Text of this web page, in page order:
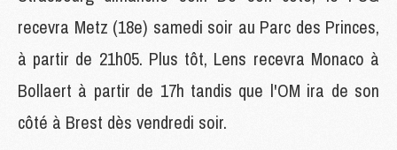
recevra Metz (18e) samedi soir au Parc des Princes,
à partir de 21h05. Plus tôt, Lens recevra Monaco à
Bollaert à partir de 17h tandis que l'OM ira de son
côté à Brest dès vendredi soir.